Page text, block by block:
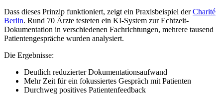
Dass dieses Prinzip funktioniert, zeigt ein Praxisbeispiel derCharité
Berlin. Rund 70 Ärzte testeten ein KI-System zur Echtzeit-
Dokumentation in verschiedenen Fachrichtungen, mehrere tausend
Patientengespräche wurden analysiert.
Die Ergebnisse:
Deutlich reduzierter Dokumentationsaufwand
Mehr Zeit für ein fokussiertes Gespräch mit Patienten
Durchweg positives Patientenfeedback